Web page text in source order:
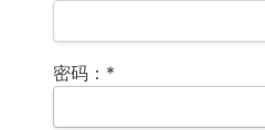
密码：*